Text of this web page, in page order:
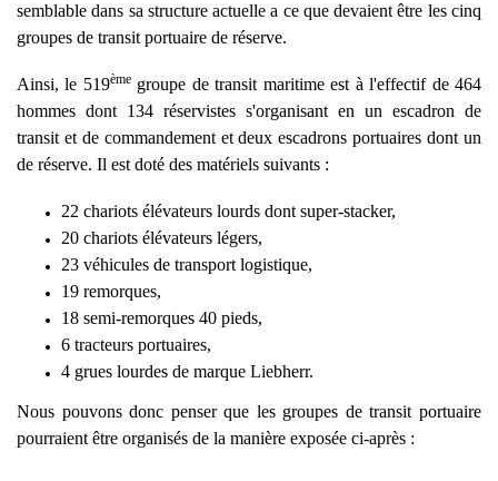
semblable dans sa structure actuelle a ce que devaient être les cinq
groupes de transit portuaire de réserve.
Ainsi, le 519èmegroupe de transit maritime est à l'effectif de 464
hommes dont 134 réservistes s'organisant en un escadron de
transit et de commandement et deux escadrons portuaires dont un
de réserve. Il est doté des matériels suivants :
22 chariots élévateurs lourds dont super-stacker,
20 chariots élévateurs légers,
23 véhicules de transport logistique,
19 remorques,
18 semi-remorques 40 pieds,
6 tracteurs portuaires,
4 grues lourdes de marque Liebherr.
Nous pouvons donc penser que les groupes de transit portuaire
pourraient être organisés de la manière exposée ci-après :